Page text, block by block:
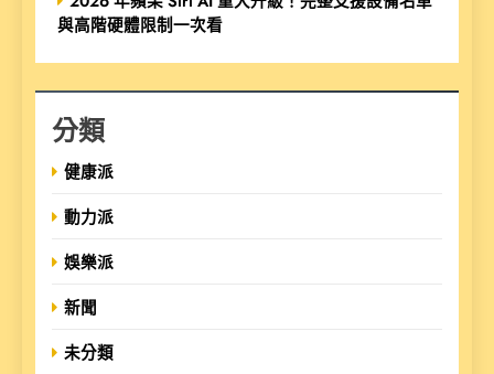
與高階硬體限制一次看
分類
健康派
動力派
娛樂派
新聞
未分類